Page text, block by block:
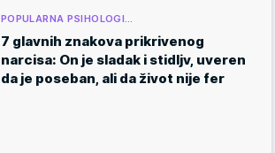
POPULARNA PSIHOLOGI…
7 glavnih znakova prikrivenog
narcisa: On je sladak i stidljv, uveren
da je poseban, ali da život nije fer